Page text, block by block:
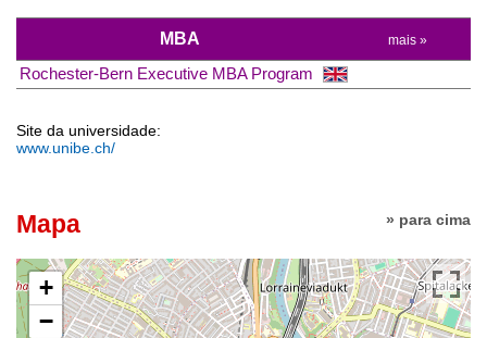
MBA mais »
Rochester-Bern Executive MBA Program
Site da universidade:
www.unibe.ch/
» para cima
Mapa
+
−